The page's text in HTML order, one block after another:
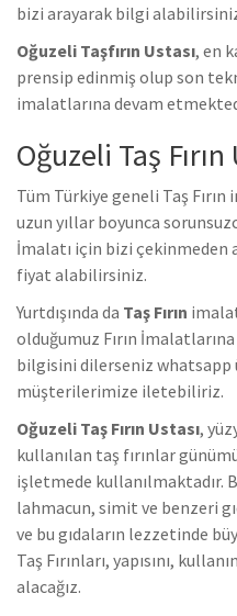
bizi arayarak bilgi
Oğuzeli Taşfırın Ustası, en
prensip edinmiş olup son
imalatlarına devam
Oğuzeli Taş Fırın
Tüm Türkiye geneli Taş
uzun yıllar boyunca
İmalatı için bizi
fiyat alabilirsiniz.
Yurtdışında da Taş Fırın
olduğumuz Fırın
bilgisini dilerseniz whatsapp
müşterilerimize iletebiliriz.
Oğuzeli Taş Fırın Ustası,
kullanılan taş fırınlar
işletmede kullanılmaktadır.
lahmacun, simit ve benzeri
ve bu gıdaların lezzetinde
Taş Fırınları, yapısını,
alacağız.